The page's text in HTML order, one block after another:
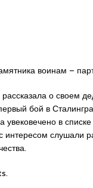
воинам –
о своем
бой в
увековечено в
интересом слушали